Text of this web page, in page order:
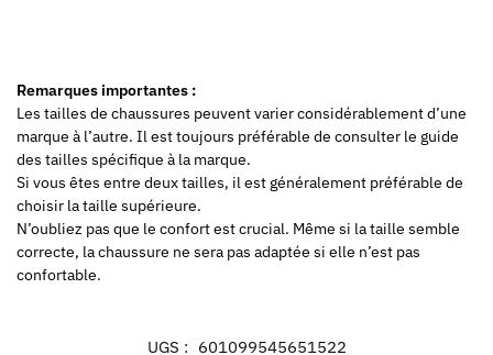
Remarques importantes :
Les tailles de chaussures peuvent varier considérablement d’une
marque à l’autre. Il est toujours préférable de consulter le guide
des tailles spécifique à la marque.
Si vous êtes entre deux tailles, il est généralement préférable de
choisir la taille supérieure.
N’oubliez pas que le confort est crucial. Même si la taille semble
correcte, la chaussure ne sera pas adaptée si elle n’est pas
confortable.
UGS : 601099545651522